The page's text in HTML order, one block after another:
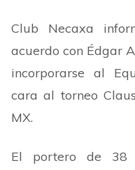
Club Necaxa
acuerdo con Édgar
incorporarse al
cara al torneo
MX.
El portero de 38